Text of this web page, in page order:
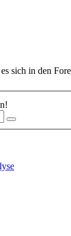
sich in den